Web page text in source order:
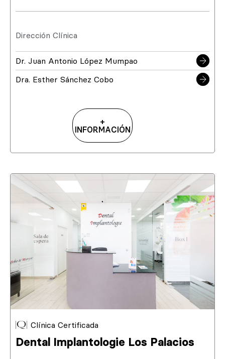
Dirección Clínica
Dr. Juan Antonio López Mumpao
Dra. Esther Sánchez Cobo
+
INFORMACIÓN
Clínica Certificada
Dental Implantologie Los Palacios